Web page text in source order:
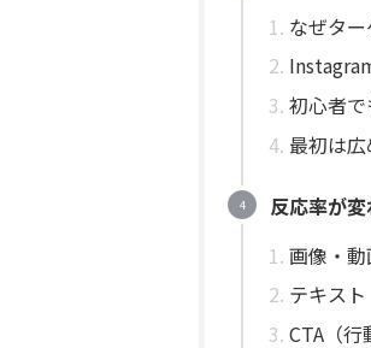
なぜタ
初心者
最初は
反応率が
画像・
テキス
CTA（